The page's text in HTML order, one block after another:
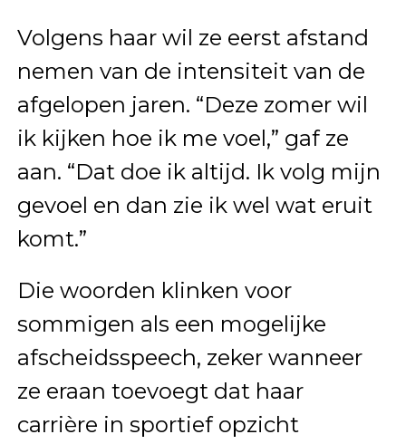
Volgens haar wil ze eerst afstand
nemen van de intensiteit van de
afgelopen jaren. “Deze zomer wil
ik kijken hoe ik me voel,” gaf ze
aan. “Dat doe ik altijd. Ik volg mijn
gevoel en dan zie ik wel wat eruit
komt.”
Die woorden klinken voor
sommigen als een mogelijke
afscheidsspeech, zeker wanneer
ze eraan toevoegt dat haar
carrière in sportief opzicht